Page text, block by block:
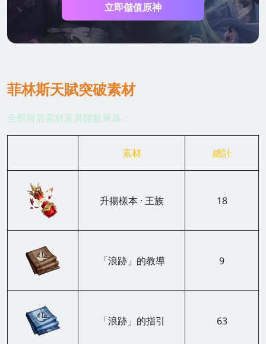
立即儲值原神
菲林斯天賦突破素材
全部所需素材及具體數量爲：
素材 總計
升揚樣本 · 王族 18
「浪跡」的教導 9
「浪跡」的指引 63